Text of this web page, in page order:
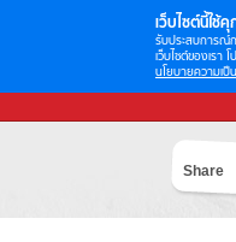
เว็บไซต์นี้ใช้คุ
รับประสบการณ์
เว็บไซต์ของเรา
นโยบายความเป็
Share